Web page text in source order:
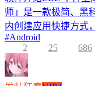
师」是一款极简、黑
内创建应用快捷方式
#Android
2
25 686